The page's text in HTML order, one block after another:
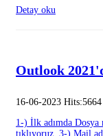
Detay oku
Outlook
16-06-2023 Hits:5664
1-) İlk adımda Dosya
tıklıyoruz. 3-) Mail